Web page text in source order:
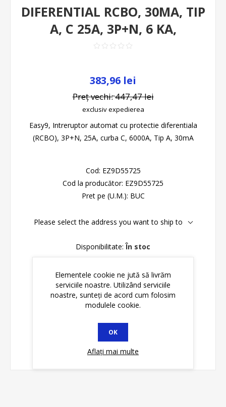
DIFERENTIAL RCBO, 30MA, TIP
A, C 25A, 3P+N, 6 KA,
383,96 lei
Preț vechi:447,47 lei
exclusivexpedierea
Easy9, Intreruptor automat cu protectie diferentiala
(RCBO), 3P+N, 25A, curba C, 6000A, Tip A, 30mA
Cod: EZ9D55725
Cod la producător: EZ9D55725
Pret pe (U.M.): BUC
Please select the address you want to ship to
Disponibilitate: În stoc
ADAUGĂ ȊN COŞ
Elementele cookie ne jută să livrăm
serviciile noastre. Utilizând serviciile
noastre, sunteți de acord cum folosim
modulele cookie.
OK
Aflați mai multe